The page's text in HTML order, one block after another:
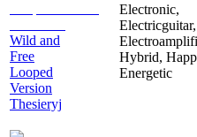
Wild and
Free
Looped
Version
Thesieryj
Electronic,
Electricguitar,
Hybrid,
Energetic